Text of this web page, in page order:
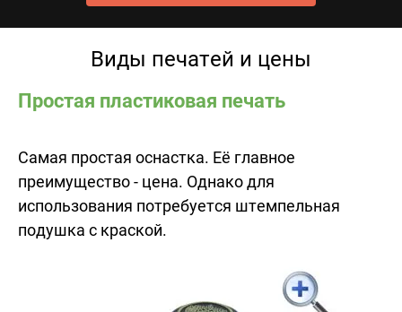
Виды печатей и цены
Простая пластиковая печать
Самая простая оснастка. Её главное
преимущество - цена. Однако для
использования потребуется штемпельная
подушка с краской.